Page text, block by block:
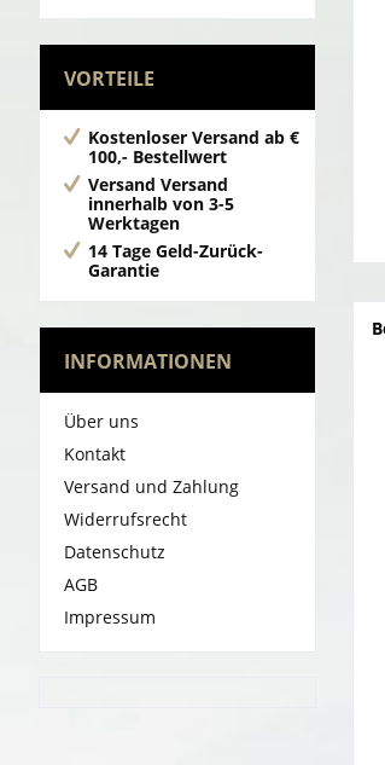
VORTEILE
Kostenloser Versand ab €
100,- Bestellwert
Versand Versand
innerhalb von 3-5
Werktagen
14 Tage Geld-Zurück-
Garantie
INFORMATIONEN
Über uns
Kontakt
Versand und Zahlung
Widerrufsrecht
Datenschutz
AGB
Impressum